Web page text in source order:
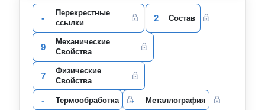
-
Перекрестные
ссылки
2 Состав
9
Механические
Свойства
7
Физические
Свойства
- Термообработка - Металлография